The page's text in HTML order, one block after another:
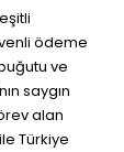
ödeme
ve
saygın
alan
Türkiye